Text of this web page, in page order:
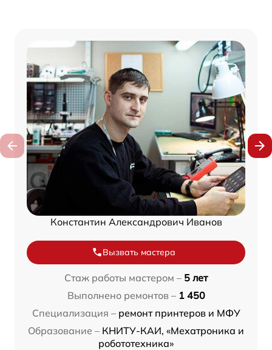
Константин Александрович Иванов
Вызвать мастера
Стаж работы мастером – 5 лет
Выполнено ремонтов – 1 450
Специализация – ремонт принтеров и МФУ
Образование – КНИТУ-КАИ, «Мехатроника и
робототехника»